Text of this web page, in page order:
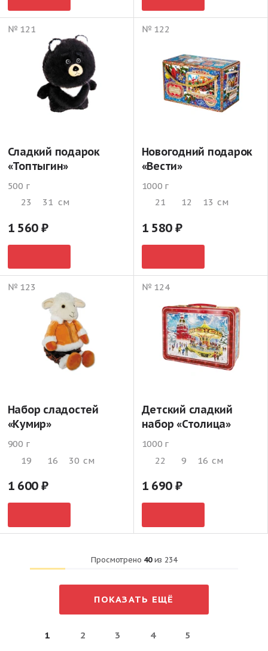
№ 121
Сладкий подарок
«Топтыгин»
500 г
23
31 см
1 560
№ 122
Новогодний подарок
«Вести»
1000 г
21
12 13 см
1 580
№ 123
Набор сладостей
«Кумир»
900 г
19
16 30 см
1 600
№ 124
Детский сладкий
набор «Столица»
1000 г
22
9 16 см
1 690
Просмотрено 40из 234
ПОКАЗАТЬ ЕЩЁ
1 2 3 4 5